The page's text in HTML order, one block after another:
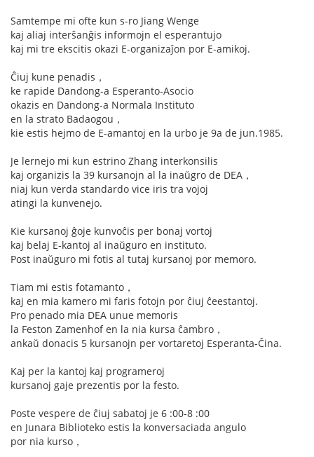
Samtempe mi ofte kun s-ro Jiang Wenge
kaj aliaj interŝanĝis informojn el esperantujo
kaj mi tre ekscitis okazi E-organizaĵon por E-amikoj.
Ĉiuj kune penadis，
ke rapide Dandong-a Esperanto-Asocio
okazis en Dandong-a Normala Instituto
en la strato Badaogou，
kie estis hejmo de E-amantoj en la urbo je 9a de jun.1985.
Je lernejo mi kun estrino Zhang interkonsilis
kaj organizis la 39 kursanojn al la inaŭgro de DEA，
niaj kun verda standardo vice iris tra vojoj
atingi la kunvenejo.
Kie kursanoj ĝoje kunvoĉis per bonaj vortoj
kaj belaj E-kantoj al inaŭguro en instituto.
Post inaŭguro mi fotis al tutaj kursanoj por memoro.
Tiam mi estis fotamanto，
kaj en mia kamero mi faris fotojn por ĉiuj ĉeestantoj.
Pro penado mia DEA unue memoris
la Feston Zamenhof en la nia kursa ĉambro，
ankaŭ donacis 5 kursanojn per vortaretoj Esperanta-Ĉina.
Kaj per la kantoj kaj programeroj
kursanoj gaje prezentis por la festo.
Poste vespere de ĉiuj sabatoj je 6 :00-8 :00
en Junara Biblioteko estis la konversaciada angulo
por nia kurso，